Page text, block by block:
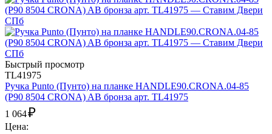
Быстрый просмотр
TL41975
Ручка Punto (Пунто) на планке HANDLE90.CRONA.04-85
(P90 8504 CRONA) AB бронза арт. TL41975
1 064₽
Цена: